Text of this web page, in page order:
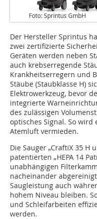
Foto: Sprintus GmbH
Der Hersteller Sprintus
zwei zertifizierte
Geräten werden neben
auch krebserregende
Krankheitserregern und
Stäube (Staubklasse H)
Elektrowerkzeug, bevor
integrierte
des zulässigen
optisches Signal. So
Atemluft vermieden.
Die Sauger „CraftiX 35 H
patentierten „HEPA 14
unabhängigen
nacheinander
Saugleistung auch
hohem Niveau bleiben.
und Schleifarbeiten
werden.